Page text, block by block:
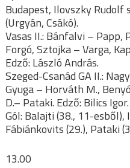
Budapest, Ilovszky Rudolf
(Urgyán, Csákó).
Vasas II.: Bánfalvi – Papp,
Forgó, Sztojka – Varga,
Edző: László András.
Szeged-Csanád GA II.:
Gyuga – Horváth M.,
D.– Pataki. Edző: Bilics Igor.
Gól: Balajti (38., 11-esből),
Fábiánkovits (29.), Pataki
13.00